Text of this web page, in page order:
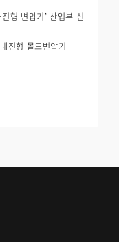
형 변압기’ 산업부 신
진형 몰드변압기